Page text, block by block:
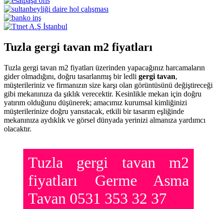
Tuzla gergi tavan m2 fiyatları
Tuzla gergi tavan m2 fiyatları üzerinden yapacağınız harcamaların
gider olmadığını, doğru tasarlanmış bir ledli gergi tavan,
müşterileriniz ve firmanızın size karşı olan görüntüsünü değiştireceği
gibi mekanınıza da şıklık verecektir. Kesinlikle mekan için doğru
yatırım olduğunu düşünerek; amacımız kurumsal kimliğinizi
müşterilerinize doğru yansıtacak, etkili bir tasarım eşliğinde
mekanınıza aydıklık ve görsel dünyada yerinizi almanıza yardımcı
olacaktır.
Tuzla gergi tavan m2
fiyatları Germe Asma
Tavan 0531 353 32 37